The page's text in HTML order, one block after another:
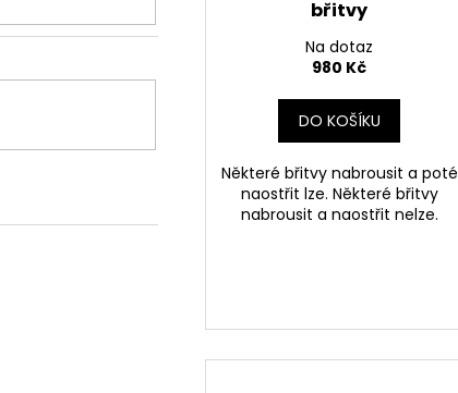
břitvy
Na dotaz
980 Kč
DO KOŠÍKU
Některé břitvy nabrousit a poté
naostřit lze. Některé břitvy
nabrousit a naostřit nelze.